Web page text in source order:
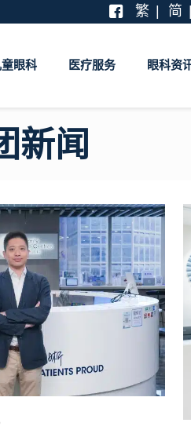
繁 简
童眼科 医疗服务 眼科资
新闻